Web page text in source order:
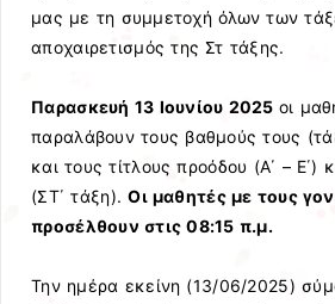
μας με τη συμμετοχή όλων των
αποχαιρετισμός της Στ τάξης.
Παρασκευή 13 Ιουνίου 2025 οι
παραλάβουν τους βαθμούς τους
και τους τίτλους προόδου (Α΄ – Ε΄)
(ΣΤ΄ τάξη).Οι μαθητές με τους
προσέλθουν στις 08:15 π.μ.
Την ημέρα εκείνη (13/06/2025)